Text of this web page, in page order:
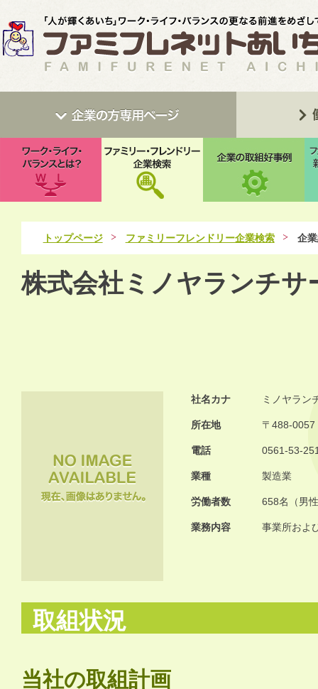
トップページ ファミリーフレンドリー企業検索 企
株式会社ミノヤランチサ
社名カナ ミノヤラン
所在地 〒488-0057
電話 0561-53-
業種 製造業
労働者数 658名（男
業務内容 事業所およ
取組状況
当社の取組計画